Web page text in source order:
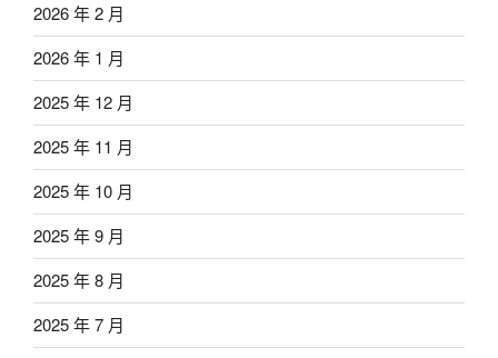
2026 年 2 月
2026 年 1 月
2025 年 12 月
2025 年 11 月
2025 年 10 月
2025 年 9 月
2025 年 8 月
2025 年 7 月